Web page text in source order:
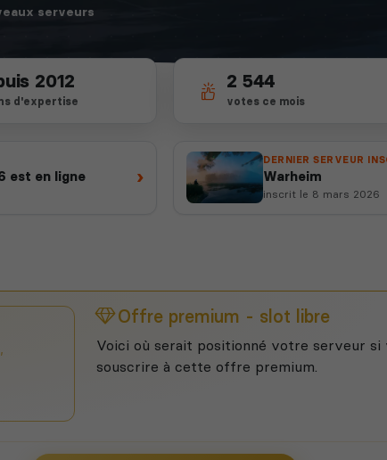
serveurs
2012
d'expertise
2 544
votes ce mois
est en ligne ›
DERNIER SERVEUR
Warheim
inscrit le 8 mars 2026
Offre premium - slot libre
Voici où serait positionné votre serveur si
souscrire à cette offre premium.